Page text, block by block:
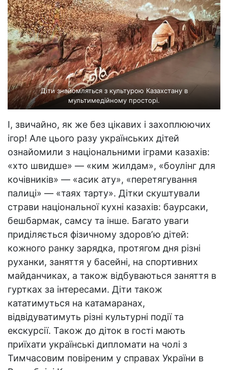
Діти знайомляться з культурою Казахстану в
мультимедійному просторі.
І, звичайно, як же без цікавих і захоплюючих
ігор! Але цього разу українських дітей
ознайомили з національними іграми казахів:
«хто швидше» — «ким жилдам», «боулінг для
кочівників» — «асик ату», «перетягування
палиці» — «таях тарту». Дітки скуштували
страви національної кухні казахів: баурсаки,
бешбармак, самсу та інше. Багато уваги
приділяється фізичному здоровʼю дітей:
кожного ранку зарядка, протягом дня різні
руханки, заняття у басейні, на спортивних
майданчиках, а також відбуваються заняття в
гуртках за інтересами. Діти також
кататимуться на катамаранах,
відвідуватимуть різні культурні події та
екскурсії. Також до діток в гості мають
приїхати українські дипломати на чолі з
Тимчасовим повіреним у справах України в